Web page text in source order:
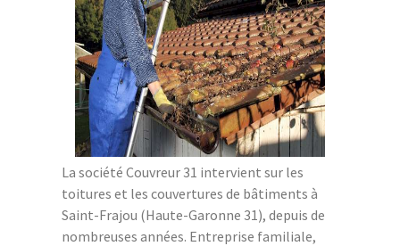
La société Couvreur 31 intervient sur les
toitures et les couvertures de bâtiments à
Saint-Frajou (Haute-Garonne 31), depuis de
nombreuses années. Entreprise familiale,